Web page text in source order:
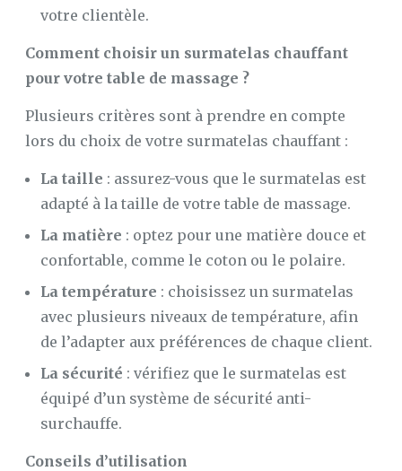
votre clientèle.
Comment choisir un surmatelas chauffant
pour votre table de massage ?
Plusieurs critères sont à prendre en compte
lors du choix de votre surmatelas chauffant :
La taille : assurez-vous que le surmatelas est
adapté à la taille de votre table de massage.
La matière : optez pour une matière douce et
confortable, comme le coton ou le polaire.
La température : choisissez un surmatelas
avec plusieurs niveaux de température, afin
de l’adapter aux préférences de chaque client.
La sécurité : vérifiez que le surmatelas est
équipé d’un système de sécurité anti-
surchauffe.
Conseils d’utilisation